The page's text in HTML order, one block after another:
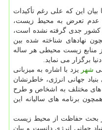
این كه علی رغم تأكیدات
عدم تعرض به محیط زیست،
كشور جدی گرفته نشده است،
نهادهای شناخته شده بین
منابع زیست محیطی هر ساله
برگزار می نماید.
شهر یزد با اشاره به میزبانی
جهانی انرژی، خاطرنشان
های مختلف به اشخاص و طرح
برنامه های سالیانه این
در بحث حفاظت از محیط زیست
جهانی انرژی دانست و بیان